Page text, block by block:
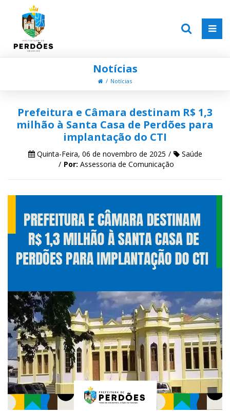
Notícias
Notícias
Prefeitura e Câmara destinam R$ 1,3
milhão à Santa Casa de Perdões para
implantação do CTI
Quinta-Feira, 06 de novembro de 2025
Saúde
Por: Assessoria de Comunicação